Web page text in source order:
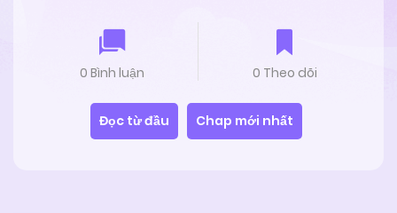
0 Bình luận 0 Theo dõi
Đọc từ đầu Chap mới nhất